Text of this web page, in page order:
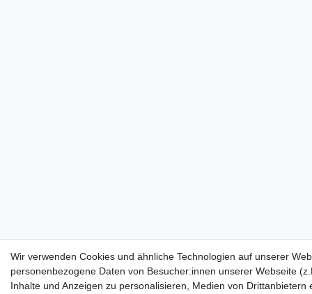
Wir verwenden Cookies und ähnliche Technologien auf unserer
personenbezogene Daten von Besucher:innen unserer Webseite
Inhalte und Anzeigen zu personalisieren, Medien von Drittanbietern